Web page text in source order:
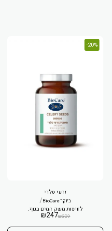
20%-
זרעי סלרי
ביוקר BioCare /
לוויסות משק המים בגוף.
₪309
₪247